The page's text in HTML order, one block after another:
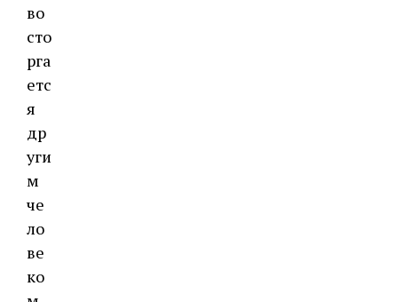
во
сто
рга
етс
я
др
уги
м
че
ло
ве
ко